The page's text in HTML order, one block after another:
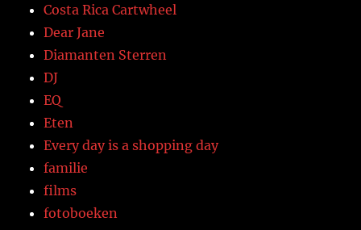
Costa Rica Cartwheel
Dear Jane
Diamanten Sterren
DJ
EQ
Eten
Every day is a shopping day
familie
films
fotoboeken